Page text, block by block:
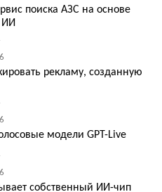
поиска АЗС на основе
рекламу, созданную
модели GPT-Live
собственный ИИ-чип